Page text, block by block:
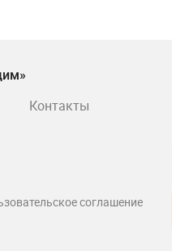
Контакты
соглашение